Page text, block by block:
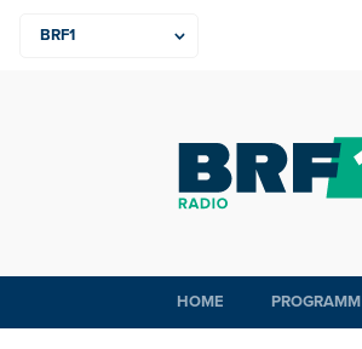
HOME PROGRAMM